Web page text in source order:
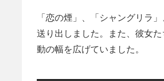
「恋の煙」、「シャングリラ
送り出しました。また、彼女
動の幅を広げていました。